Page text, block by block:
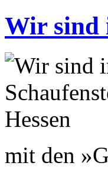
Wir sind
mit den